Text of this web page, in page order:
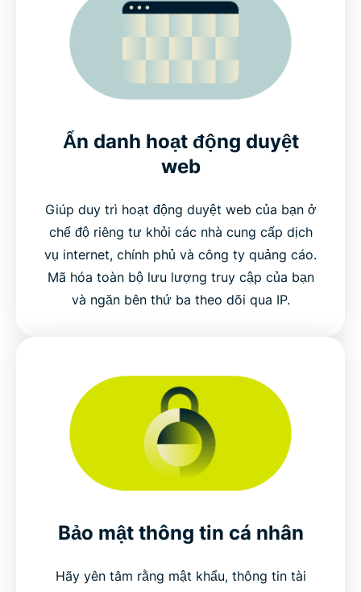
Ẩn danh hoạt động duyệt
web
Giúp duy trì hoạt động duyệt web của bạn ở
chế độ riêng tư khỏi các nhà cung cấp dịch
vụ internet, chính phủ và công ty quảng cáo.
Mã hóa toàn bộ lưu lượng truy cập của bạn
và ngăn bên thứ ba theo dõi qua IP.
Bảo mật thông tin cá nhân
Hãy yên tâm rằng mật khẩu, thông tin tài